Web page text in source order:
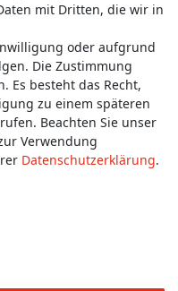
mit Dritten, die wir in
oder aufgrund
Die Zustimmung
Es besteht das Recht,
zu einem späteren
Beachten Sie unser
Verwendung
Daten­schutz­erklärung.